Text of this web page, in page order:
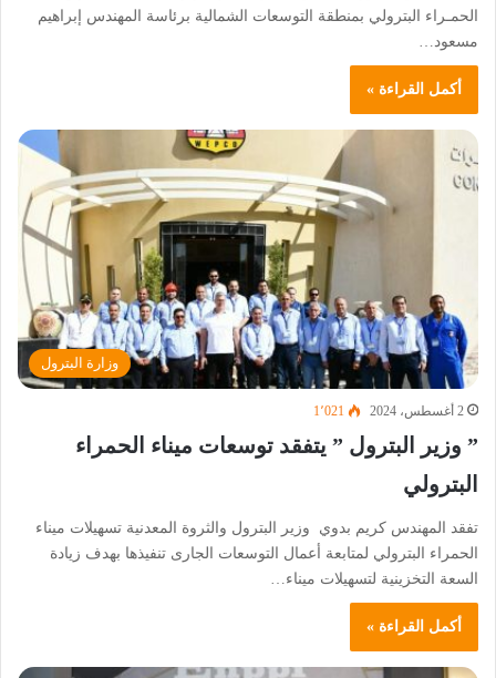
الحمـراء البترولي بمنطقة التوسعات الشمالية برئاسة المهندس إبراهيم
مسعود…
أكمل القراءة »
وزارة البترول
2 أغسطس، 2024 1٬021
” وزير البترول ” يتفقد توسعات ميناء الحمراء
البترولي
تفقد المهندس كريم بدوي وزير البترول والثروة المعدنية تسهيلات ميناء
الحمراء البترولي لمتابعة أعمال التوسعات الجارى تنفيذها بهدف زيادة
السعة التخزينية لتسهيلات ميناء…
أكمل القراءة »